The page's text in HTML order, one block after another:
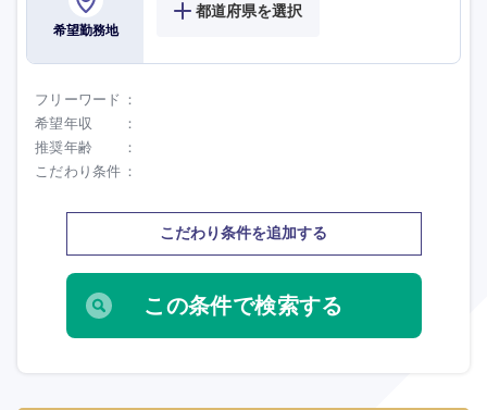
希望勤務地
都道府県を選択
フリーワード
希望年収
推奨年齢
こだわり条件
こだわり条件を追加する